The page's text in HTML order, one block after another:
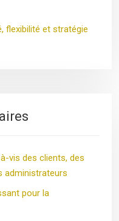
flexibilité et stratégie
vis des clients, des
administrateurs
pour la